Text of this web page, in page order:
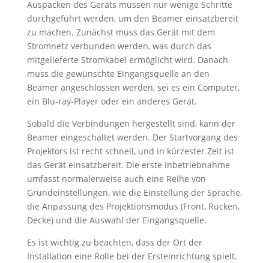
Auspacken des Geräts müssen nur wenige Schritte
durchgeführt werden, um den Beamer einsatzbereit
zu machen. Zunächst muss das Gerät mit dem
Stromnetz verbunden werden, was durch das
mitgelieferte Stromkabel ermöglicht wird. Danach
muss die gewünschte Eingangsquelle an den
Beamer angeschlossen werden, sei es ein Computer,
ein Blu-ray-Player oder ein anderes Gerät.
Sobald die Verbindungen hergestellt sind, kann der
Beamer eingeschaltet werden. Der Startvorgang des
Projektors ist recht schnell, und in kürzester Zeit ist
das Gerät einsatzbereit. Die erste Inbetriebnahme
umfasst normalerweise auch eine Reihe von
Grundeinstellungen, wie die Einstellung der Sprache,
die Anpassung des Projektionsmodus (Front, Rücken,
Decke) und die Auswahl der Eingangsquelle.
Es ist wichtig zu beachten, dass der Ort der
Installation eine Rolle bei der Ersteinrichtung spielt.